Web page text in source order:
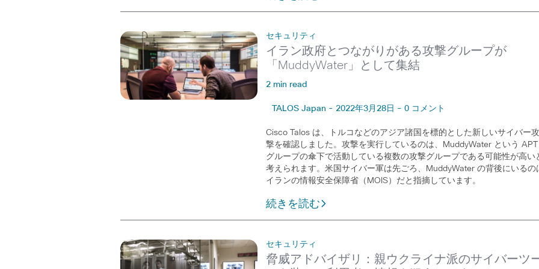
セキュリティ
イラン政府とつながりがある攻撃グループが
「MuddyWater」として集結
2 min read
TALOS Japan - 2022年3月28日 - 0 コメント
Cisco Talos は、トルコなどのアジア諸国を標的とした新しいサイバー攻
撃を確認しました。攻撃を実行しているのは、MuddyWater という APT
グループの傘下で活動している複数の攻撃グループである可能性が高い
考えられます。米国サイバー軍は先ごろ、MuddyWater の背後にいるの
イランの情報安全保障省（MOIS）だと指摘しています。
続きを読む
セキュリティ
脅威アドバイザリ：親ウクライナ派のサイバーツ